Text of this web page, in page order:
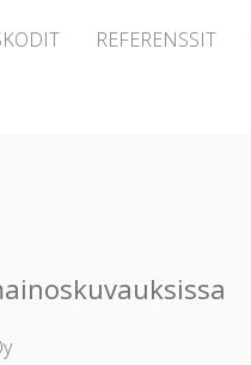
REFERENSSIT